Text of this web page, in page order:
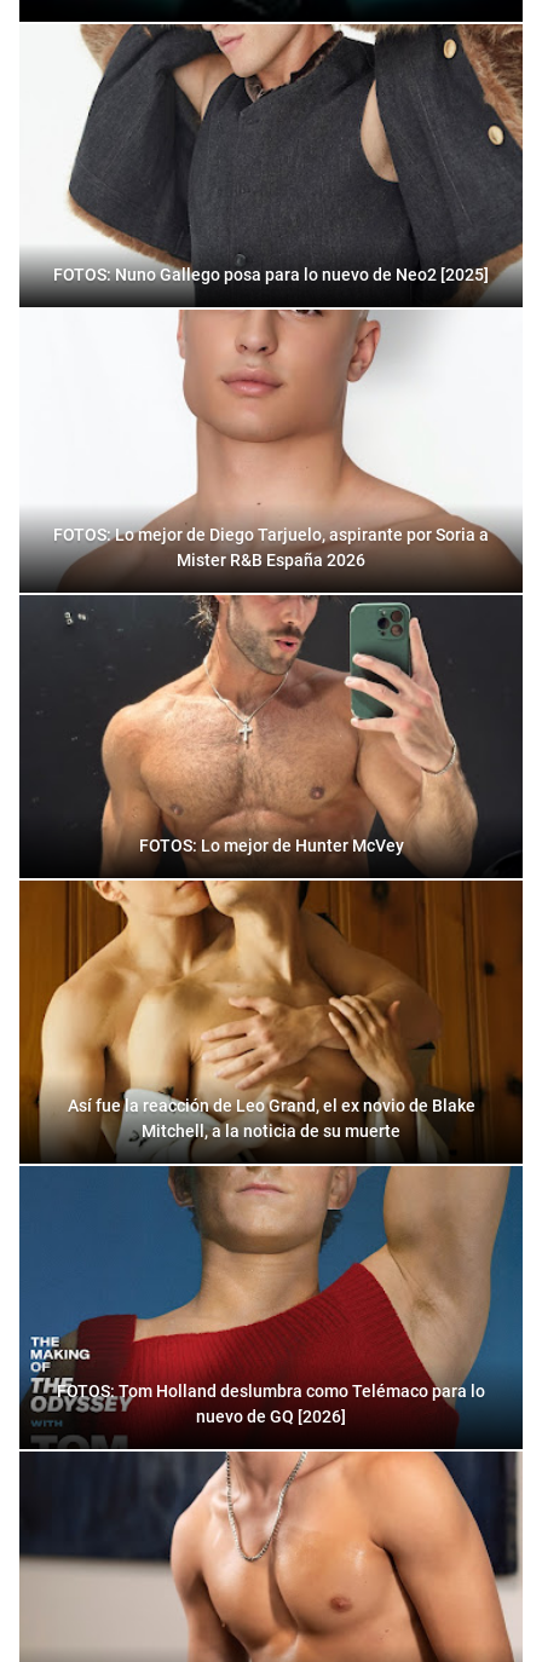
FOTOS: Nuno Gallego posa para lo nuevo de Neo2 [2025]
FOTOS: Lo mejor de Diego Tarjuelo, aspirante por Soria a
Mister R&B España 2026
FOTOS: Lo mejor de Hunter McVey
Así fue la reacción de Leo Grand, el ex novio de Blake
Mitchell, a la noticia de su muerte
FOTOS: Tom Holland deslumbra como Telémaco para lo
nuevo de GQ [2026]